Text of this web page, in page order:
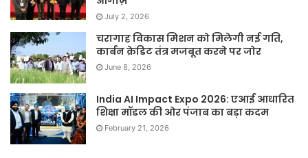
July 2, 2026
चरागाह विकास मिशन को मिलेगी नई गति,
कार्बन क्रेडिट तंत्र मजबूत करने पर जोर
June 8, 2026
India AI Impact Expo 2026: एआई आधारित
शिक्षा मॉडल की ओर पंजाब का बड़ा कदम
February 21, 2026